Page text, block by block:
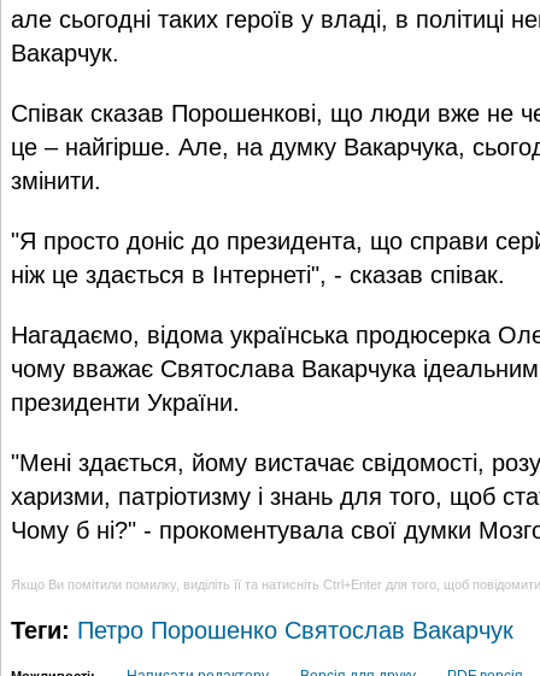
але сьогодні таких героїв у владі, в політиці
Вакарчук.
Співак сказав Порошенкові, що люди вже не
це – найгірше. Але, на думку Вакарчука,
змінити.
"Я просто доніс до президента, що справи
ніж це здається в Інтернеті", - сказав співак.
Нагадаємо, відома українська продюсерка
чому вважає Святослава Вакарчука
президенти України.
"Мені здається, йому вистачає свідомості,
харизми, патріотизму і знань для того, щоб
Чому б ні?" - прокоментувала свої думки
Якщо Ви помітили помилку, виділіть її та натисніть Ctrl+Enter для того, щоб
Теги: Петро Порошенко Святослав Вакарчук